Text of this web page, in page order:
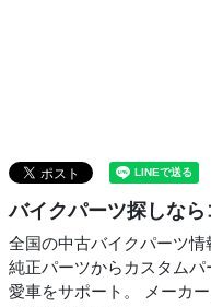
バイクパーツ探しなら
全国の中古バイクパーツ情
純正パーツからカスタム
愛車をサポート。 メーカ